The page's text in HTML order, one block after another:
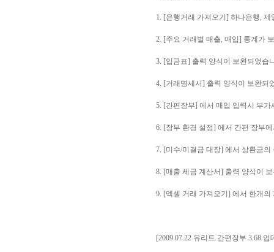
1. [은행거래 가져오기] 하나은행,
2. [주요 거래별 매출, 매입] 통계가
3. [입금표] 출력 양식이 보완되었습
4. [거래명세서] 출력 양식이 보완되
5. [간편장부] 에서 매입 입력시 부
6. [장부 환경 설정] 에서 간편 장부
7. [미수/미결금 대장] 에서 상환금
8. [매출 세금 계산서] 출력 양식이
9. [엑셀 거래 가져오기] 에서 한개
[2009.07.22 유리트 간편장부 3.68 업